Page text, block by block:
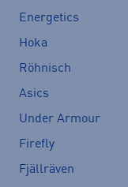
Energetics
Hoka
Röhnisch
Asics
Under Armour
Firefly
Fjällräven